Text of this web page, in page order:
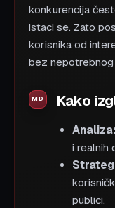
konkurencija
istaci se. Zato
korisnika od
bez nepotrebnog
Kako
Analiza:
i realnih
publici.